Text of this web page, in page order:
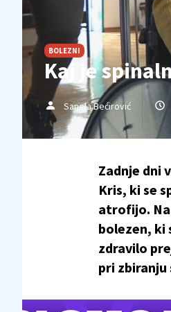
BOLEZNI
Kaj je
Sanela Bećirović
Zadnje dni
Kris, ki se
atrofijo.
bolezen, ki
zdravilo
pri zbiranju